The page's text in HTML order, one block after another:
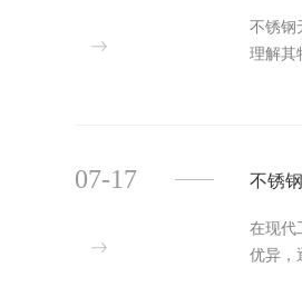
不锈钢
理解其
不锈
在现代
优异，
07-17